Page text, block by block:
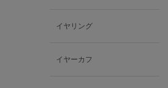
イヤリング
イヤーカフ